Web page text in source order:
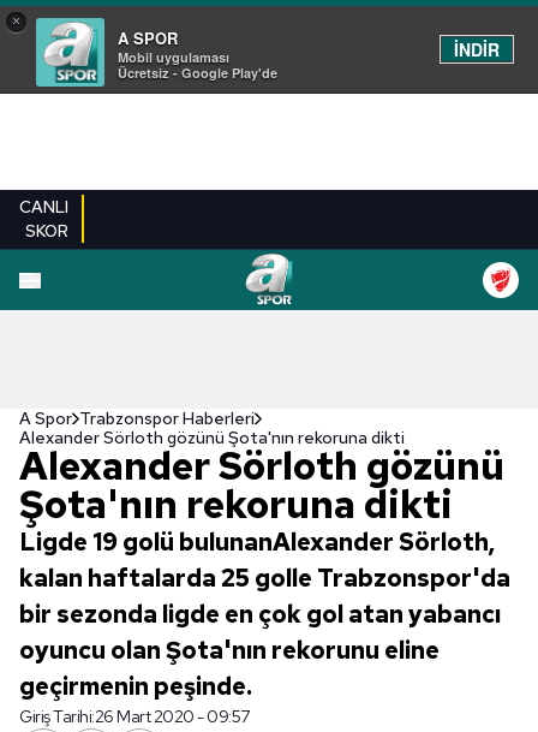
×
A SPOR
Mobil uygulaması
Ücretsiz - Google Play'de
İNDİR
CANLI
SKOR
A Spor Trabzonspor Haberleri
Alexander Sörloth gözünü Şota'nın rekoruna dikti
Alexander Sörloth gözünü
Şota'nın rekoruna dikti
Ligde 19 golü bulunanAlexander Sörloth,
kalan haftalarda 25 golle Trabzonspor'da
bir sezonda ligde en çok gol atan yabancı
oyuncu olan Şota'nın rekorunu eline
geçirmenin peşinde.
Giriş Tarihi:26 Mart 2020 - 09:57